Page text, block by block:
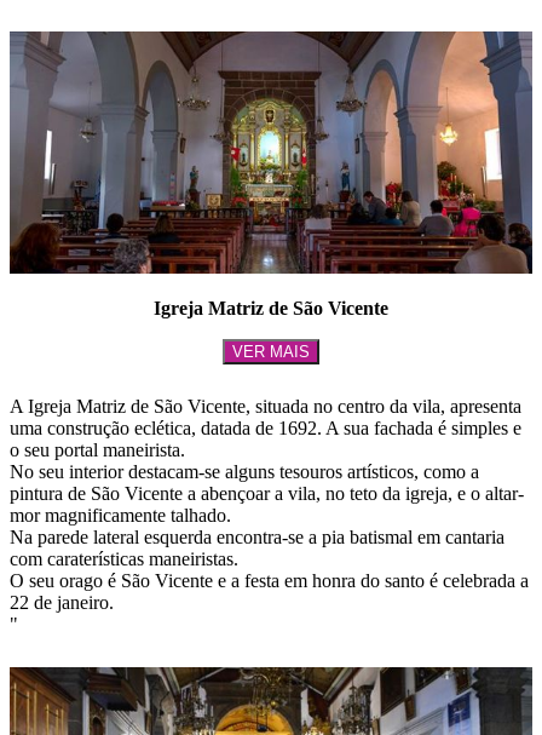
Igreja Matriz de São Vicente
VER MAIS
A Igreja Matriz de São Vicente, situada no centro da vila, apresenta
uma construção eclética, datada de 1692. A sua fachada é simples e
o seu portal maneirista.
No seu interior destacam-se alguns tesouros artísticos, como a
pintura de São Vicente a abençoar a vila, no teto da igreja, e o altar-
mor magnificamente talhado.
Na parede lateral esquerda encontra-se a pia batismal em cantaria
com caraterísticas maneiristas.
O seu orago é São Vicente e a festa em honra do santo é celebrada a
22 de janeiro.
"